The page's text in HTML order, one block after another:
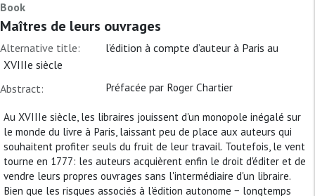
Book
Maîtres de leurs ouvrages
Alternative title:
l’édition à compte d’auteur à Paris au
XVIIIe siècle
Abstract:
Préfacée par Roger Chartier
Au XVIIIe siècle, les libraires jouissent d'un monopole inégalé sur
le monde du livre à Paris, laissant peu de place aux auteurs qui
souhaitent profiter seuls du fruit de leur travail. Toutefois, le vent
tourne en 1777: les auteurs acquièrent enfin le droit d'éditer et de
vendre leurs propres ouvrages sans l'intermédiaire d'un libraire.
Bien que les risques associés à l'édition autonome − longtemps